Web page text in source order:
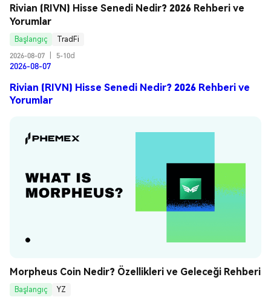
Rivian (RIVN) Hisse Senedi Nedir? 2026 Rehberi ve
Yorumlar
Başlangıç
TradFi
2026-08-07
5-10d
2026-08-07
Rivian (RIVN) Hisse Senedi Nedir? 2026 Rehberi ve
Yorumlar
Morpheus Coin Nedir? Özellikleri ve Geleceği Rehberi
Başlangıç
YZ